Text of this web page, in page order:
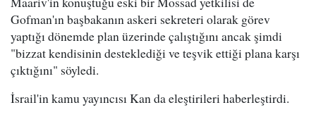
Gofman'ın başbakanın askeri sekreteri olarak görev
yaptığı dönemde plan üzerinde çalıştığını ancak şimdi
"bizzat kendisinin desteklediği ve teşvik ettiği plana karşı
çıktığını" söyledi.
İsrail'in kamu yayıncısı Kan da eleştirileri haberleştirdi.